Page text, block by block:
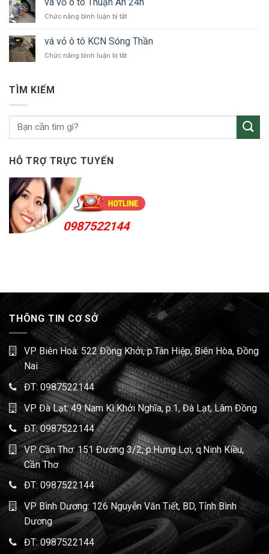
xe
ô
Bắc
Tân
Uyên
vá vỏ ô tô Thuận An 24h
Chức năng bình luận bị tắtở
ô
tô
vá vỏ ô tô KCN Sóng Thần
Chức năng bình luận bị tắtở
Sóng
TÌM KIẾM
HỖ TRỢ TRỰC TUYẾN
0987522144
THÔNG TIN CƠ SỞ
VP Biên Hoà: 522 Đồng Khởi, p.Tân Hiệp, Biên Hòa, Đồng
Nai
ĐT: 0987522144
VP Đà Lạt: 49 Nam Kì Khởi Nghĩa, p.1, Đà Lạt, Lâm Đồng
ĐT:0987522144
VP Cần Thơ: 151 Đường 3/2, p.Hưng Lợi, q.Ninh Kiều,
Cần Thơ
ĐT: 0987522144
VP Bình Dương: 126 Nguyễn Văn Tiết, BD, Tỉnh Bình
Dương
ĐT: 0987522144